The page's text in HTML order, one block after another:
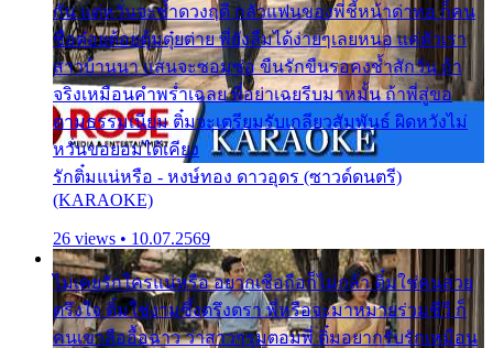
กัน แต่หวั่นจะช้ำดวงฤดี กลัวแฟนของพี่ชี้หน้าด่าทอ ก็คน
ชื่อต๋อยต้อยตุ้มตุ๋ยต่าย พี่ยังลืมได้ง่ายๆเลยหนอ แค่ตัวเรา
สาวบ้านนา แสนจะซอมซ่อ ขืนรักขืนรอคงช้ำสักวัน ถ้า
จริงเหมือนคำพร่ำเฉลย พี่อย่าเฉยรีบมาหมั้น ถ้าพี่สู่ขอ
ตามธรรมเนียม ติ๋มจะเตรียมรับเกลียวสัมพันธ์ ผิดหวังไม่
หวั่นขอยอมได้เคียง
รักติ๋มแน่หรือ - หงษ์ทอง ดาวอุดร (ซาวด์ดนตรี)
(KARAOKE)
26 views • 10.07.2569
ไม่เคยรักใครแน่หรือ อยากเชื่อถือก็ไม่กล้า ติ๋มใช่คนสวย
ตรึงใจ ติ๋มใช่งามซึ้งตรึงตรา พี่หรือจะมาหมายร่วมชีวี ก็
คนเขาลืออื้อฉาว ว่าสาวๆรุมตอมพี่ ติ๋มอยากรับรักเหมือน